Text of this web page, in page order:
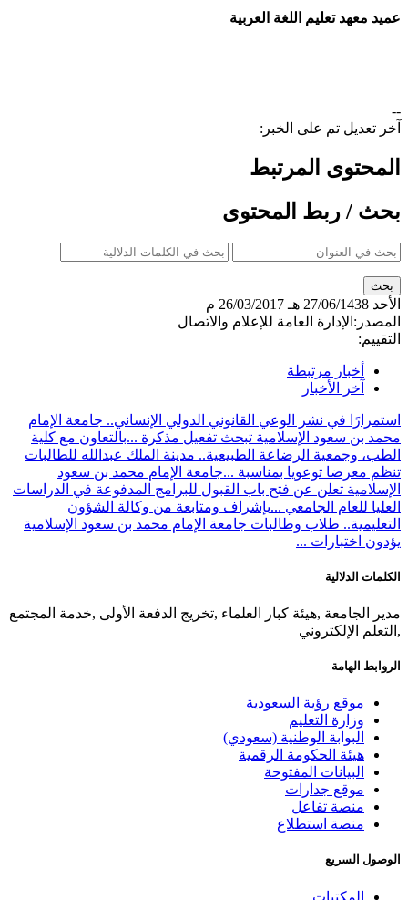
عميد معهد تعليم اللغة العربية
--
آخر تعديل تم على الخبر:
المحتوى المرتبط
بحث / ربط المحتوى
الأحد 27/06/1438 هـ
26/03/2017 م
المصدر: الإدارة العامة للإعلام والاتصال
التقييم:
أخبار مرتبطة
آخر الأخبار
استمرارًا في نشر الوعي القانوني الدولي الإنساني.. جامعة الإمام
محمد بن سعود الإسلامية تبحث تفعيل مذكرة ...بالتعاون مع كلية
الطب، وجمعية الرضاعة الطبيعية.. مدينة الملك عبدالله للطالبات
تنظم معرضا توعويا بمناسبة ...جامعة الإمام محمد بن سعود
الإسلامية تعلن عن فتح باب القبول للبرامج المدفوعة في الدراسات
العليا للعام الجامعي ...بإشراف ومتابعة من وكالة الشؤون
التعليمية.. طلاب وطالبات جامعة الإمام محمد بن سعود الإسلامية
يؤدون اختبارات ...
الكلمات الدلالية
مدير الجامعة ,هيئة كبار العلماء ,تخريج الدفعة الأولى ,خدمة المجتمع
,التعلم الإلكتروني
الروابط الهامة
موقع رؤية السعودية
وزارة التعليم
البوابة الوطنية (سعودي)
هيئة الحكومة الرقمية
البيانات المفتوحة
موقع جدارات
منصة تفاعل
منصة استطلاع
الوصول السريع
المكتبات